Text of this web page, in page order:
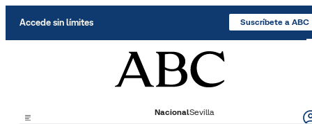
Accede sin límites Suscríbete a ABC
NacionalSevilla